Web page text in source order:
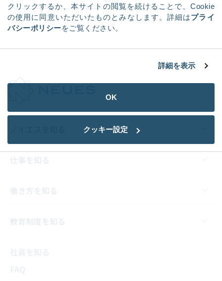
クリックするか、本サイトの閲覧を続けることで、Cookie
の使用に同意いただいたものとみなします。詳細はプライ
バシーポリシーをご覧ください。
詳細を表示
OK
クッキー設定
仕事を知る
働き方を知る
教育制度を知る